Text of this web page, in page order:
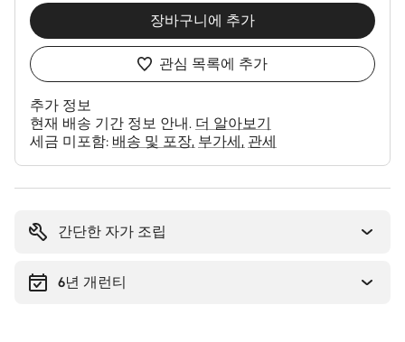
장바구니에 추가
관심 목록에 추가
추가 정보
현재 배송 기간 정보 안내. 더 알아보기
세금 미포함: 배송 및 포장 부가세 관세
간단한 자가 조립
6년 개런티